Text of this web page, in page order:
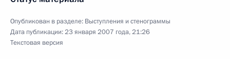
Опубликован в разделе: Выступления и стенограммы
Дата публикации:23 января 2007 года, 21:26
Текстовая версия